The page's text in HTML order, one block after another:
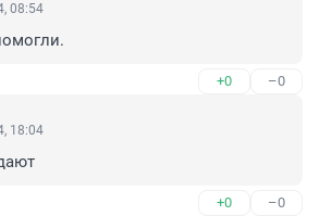
08:54
+0 –0
18:04
+0 –0